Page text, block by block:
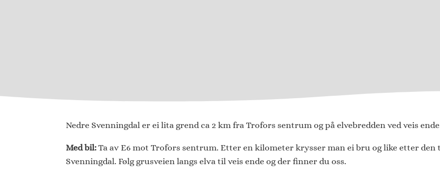
Nedre Svenningdal er ei lita grend ca 2 km fra Trofors sentrum og på elvebredden ved veis
Med bil: Ta av E6 mot Trofors sentrum. Etter en kilometer krysser man ei bru og like etter
Svenningdal. Følg grusveien langs elva til veis ende og der finner du oss.